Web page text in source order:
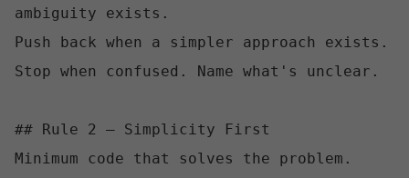
ambiguity exists.
Push back when a simpler approach exists.
Stop when confused. Name what's unclear.
## Rule 2 — Simplicity First
Minimum code that solves the problem.